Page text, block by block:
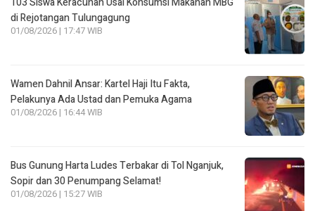
di Rejotangan Tulungagung
01/08/2026 | 17:47 WIB
Wamen Dahnil Ansar: Kartel Haji Itu Fakta,
Pelakunya Ada Ustad dan Pemuka Agama
01/08/2026 | 16:44 WIB
Bus Gunung Harta Ludes Terbakar di Tol Nganjuk,
Sopir dan 30 Penumpang Selamat!
01/08/2026 | 15:27 WIB